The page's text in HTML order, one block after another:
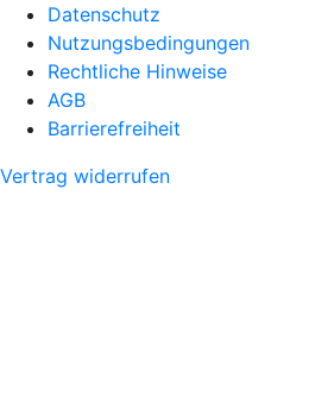
Datenschutz
Nutzungsbedingungen
Rechtliche Hinweise
AGB
Barrierefreiheit
Vertrag widerrufen